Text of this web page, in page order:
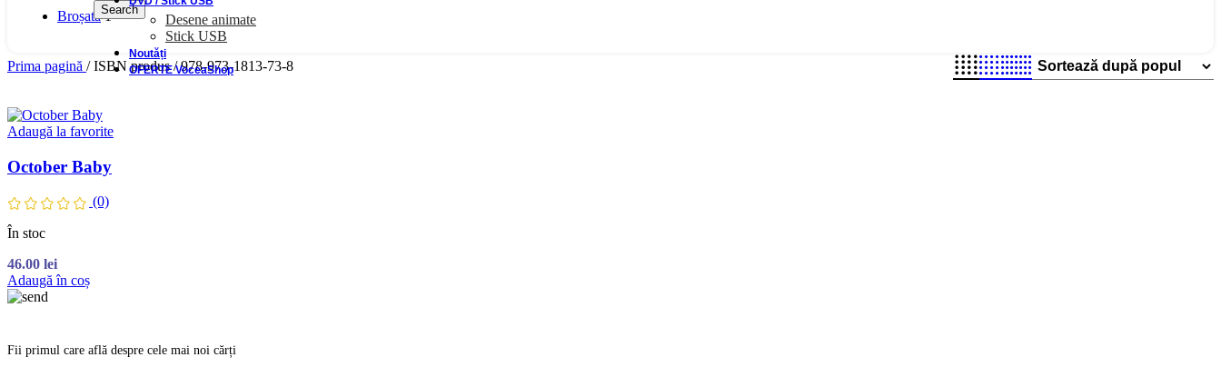
Search
Desene animate
Stick USB
Noutăți
OFERTE VoceaShop
Broșată 1
Prima pagină / ISBN produs/ 978-973-1813-73-8
Adaugă la favorite
October Baby
(0)
În stoc
46.00 lei
Adaugă în coș
Fii primul care află despre cele mai noi cărți